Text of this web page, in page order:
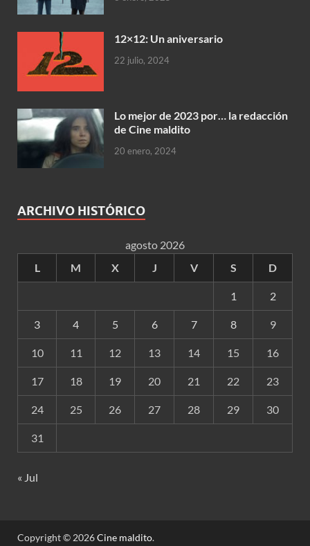
12×12: Un aniversario
22 julio, 2024
Lo mejor de 2023 por… la redacción
de Cine maldito
20 enero, 2024
ARCHIVO HISTÓRICO
agosto 2026
L
M X J V S D
1 2
3 4 5 6 7 8 9
10 11 12 13 14 15 16
17 18 19 20 21 22 23
24 25 26 27 28 29 30
31
« Jul
Copyright © 2026Cine maldito.